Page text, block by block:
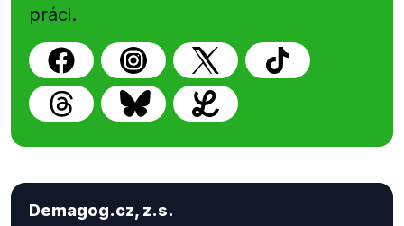
práci.
Demagog.cz, z.s.